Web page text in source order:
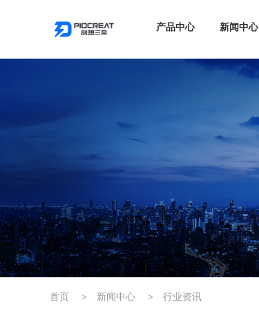
产品中心 新闻中心
首页 > 新闻中心 > 行业资讯